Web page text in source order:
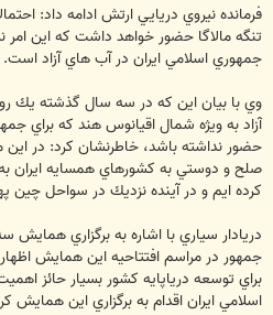
فرمانده نيروي دريايي ارتش ادامه داد:
تنگه مالاگا حضور خواهد داشت كه اين
جمهوري اسلامي ايران در آب هاي آزاد است.
وي با بيان اين كه در سه سال گذشته يك
آزاد به ويژه شمال اقيانوس هند كه براي
حضور نداشته باشد، خاطرنشان كرد: در اين
صلح و دوستي به كشورهاي همسايه ايران
كرده ايم و در آينده نزديك در سواحل چين
دريادار سياري با اشاره به برگزاري
جمهور در مراسم افتتاحيه اين همايش
براي توسعه درياپايه كشور بسيار حائز
اسلامي ايران اقدام به برگزاري اين همايش